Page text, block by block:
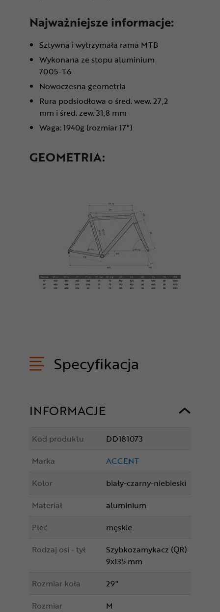
Najważniejsze informacje:
Sztywna i wytrzymała rama MTB
Wykonana ze stopu aluminium
7005-T6
Nowoczesna geometria
Rura podsiodłowa o śred. wew. 27,2
mm i śred. zew. 31,8 mm
Waga: 1940g (rozmiar 17")
GEOMETRIA:
Specyfikacja
INFORMACJE
Kod produktu
DD181073
Marka
ACCENT
Kolor
biały-czarny-niebieski
Materiał
aluminium
Płeć
męskie
Rodzaj osi - tył
Szybkozamykacz (QR)
9x135 mm
Rozmiar koła
29"
Rozmiar
M